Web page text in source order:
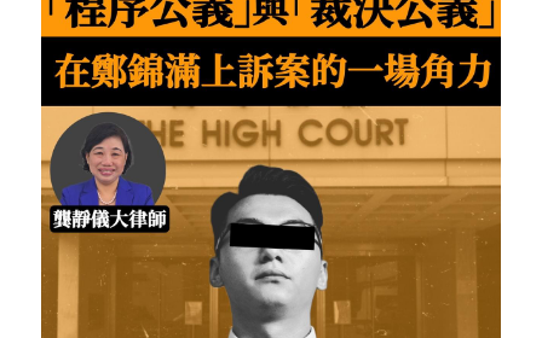
反華推手你要知
反華推手懶人包
民主派騙案十式
反華推手起底
美西霸凌內幕
美西極權主義
KOL 專欄
林淑芳專欄
屈穎妍專欄
朱庭萱專欄
莫綺琪專欄
絕密法庭檔案
醫院口岸爆炸案
屠龍小隊案
黎智英案審訊
生活
吃喝玩指南
休閒好介紹
關於我們
人才招聘